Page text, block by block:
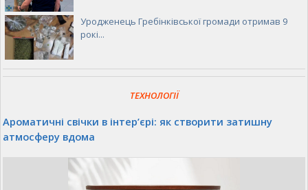
Уродженець Гребінківської громади отримав 9
рокі...
ТЕХНОЛОГІЇ
Ароматичні свічки в інтер’єрі: як створити затишну
атмосферу вдома